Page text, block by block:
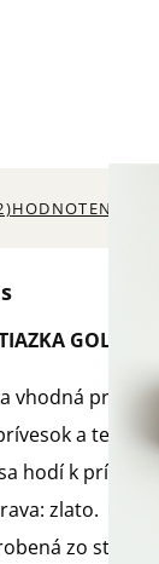
HODNOTENIE (6)
GOLD
vhodná pre
a teraz
hodí k
zlato.
zo